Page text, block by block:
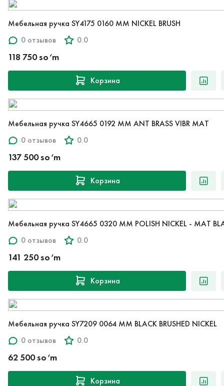
Мебельная ручка SY4175 0160 MM NICKEL BRUSH
0 отзывов
0.0
118 750 so‘m
Корзина
Мебельная ручка SY4665 0192 MM ANT BRASS VIBR MAT
0 отзывов
0.0
137 500 so‘m
Корзина
Мебельная ручка SY4665 0320 MM POLISH NICKEL - MAT
0 отзывов
0.0
141 250 so‘m
Корзина
Мебельная ручка SY7209 0064 MM BLACK BRUSHED NICKEL
0 отзывов
0.0
62 500 so‘m
Корзина